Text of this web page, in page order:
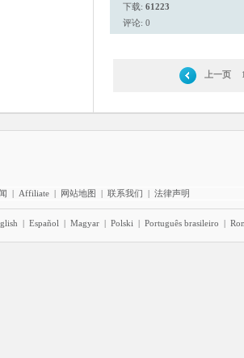
下载: 61223
评论: 0
上一页
| Affiliate | 网站地图 | 联系我们 | 法律声明
| Español | Magyar | Polski | Português brasileiro |